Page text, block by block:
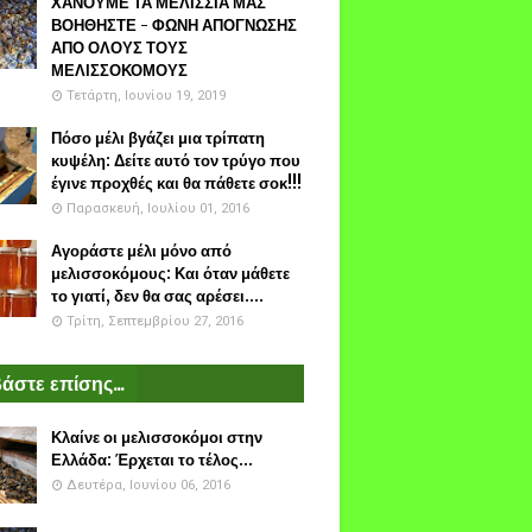
ΒΟΗΘΗΣΤΕ - ΦΩΝΗ ΑΠΟΓΝΩΣΗΣ
ΑΠΟ ΟΛΟΥΣ ΤΟΥΣ
ΜΕΛΙΣΣΟΚΟΜΟΥΣ
Τετάρτη, Ιουνίου 19, 2019
Πόσο μέλι βγάζει μια τρίπατη
κυψέλη: Δείτε αυτό τον τρύγο που
έγινε προχθές και θα πάθετε σοκ!!!
Παρασκευή, Ιουλίου 01, 2016
Αγοράστε μέλι μόνο από
μελισσοκόμους: Και όταν μάθετε
το γιατί, δεν θα σας αρέσει....
Τρίτη, Σεπτεμβρίου 27, 2016
επίσης...
Κλαίνε οι μελισσοκόμοι στην
Ελλάδα: Έρχεται το τέλος...
Δευτέρα, Ιουνίου 06, 2016